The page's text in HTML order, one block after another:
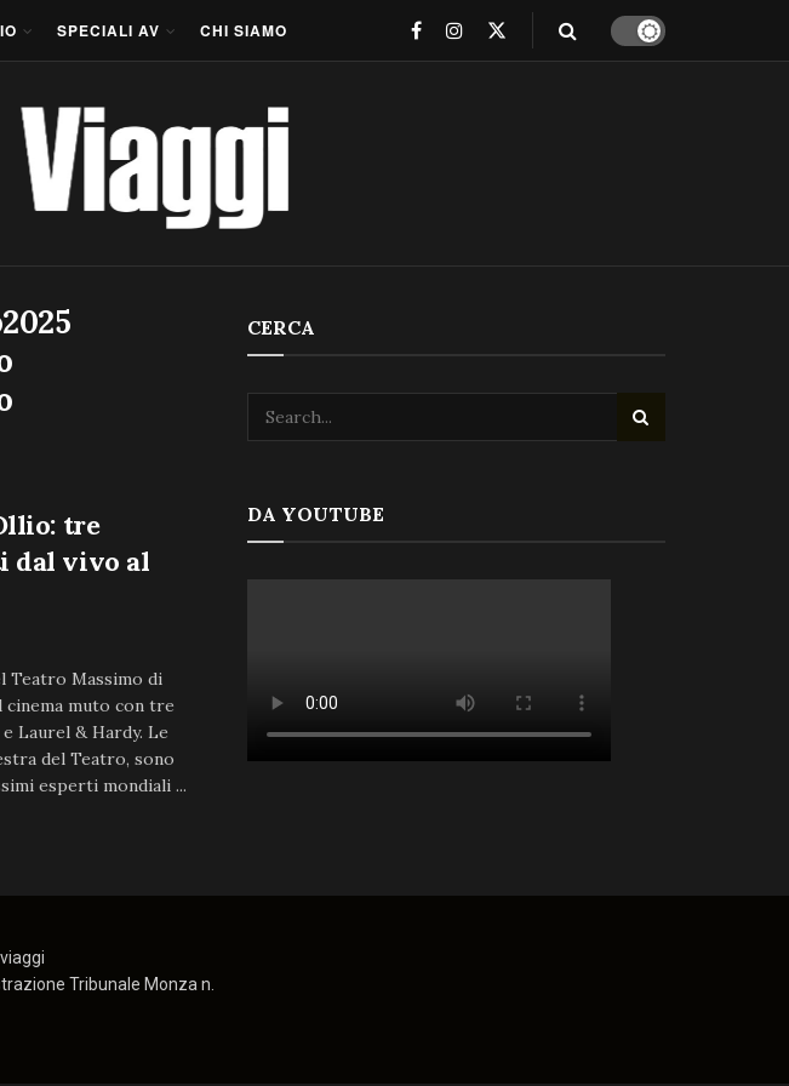
SPECIALI AV CHI SIAMO
tre
dal vivo al
Teatro Massimo di
cinema muto con tre
Laurel & Hardy. Le
del Teatro, sono
esperti mondiali ...
CERCA
DA YOUTUBE
Tribunale Monza n.